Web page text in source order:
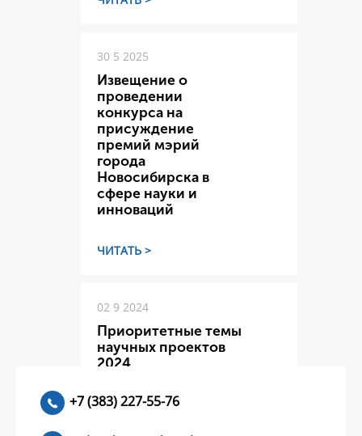
30 5 2025
Извещение о
проведении
конкурса на
присуждение
премий мэрий
города
Новосибирска в
сфере науки и
инноваций
ЧИТАТЬ >
02 9 2024
Приоритетные темы
научных проектов
2024
ЧИТАТЬ >
+7 (383) 227-55-76